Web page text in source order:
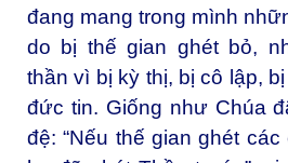
đang mang trong mình
do bị thế gian ghét bỏ,
thần vì bị kỳ thị, bị cô lập,
đức tin. Giống như Chúa
đệ: “Nếu thế gian ghét